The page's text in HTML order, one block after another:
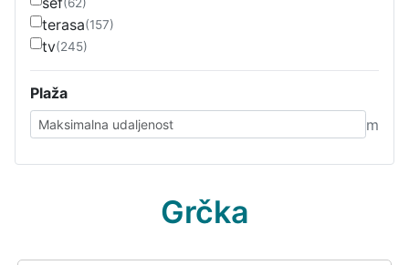
Grčka
terasa(157)
tv(245)
Plaža
m